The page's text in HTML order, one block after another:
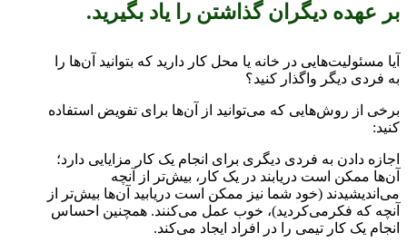
بر عهده دیگران گذاشتن را یاد بگیرید.
آیا مسئولیت‌هایی در خانه یا محل کار دارید که بتوانید آن‌ها را
به فردی دیگر واگذار کنید؟
برخی از روش‌هایی که می‌توانید از آن‌ها برای تفویض استفاده
کنید:
اجازه دادن به فردی دیگری برای انجام یک کار مزایایی دارد؛
آن‌ها ممکن است دریابند در یک کار، بیش‌تر از آنچه
می‌اندیشیدند (خود شما نیز ممکن است دریابید آن‌ها بیش‌تر از
آنچه که فکرمی‌کردید)، خوب عمل می‌کنند. همچنین احساس
انجام یک کار تیمی را در افراد ایجاد می‌کند.